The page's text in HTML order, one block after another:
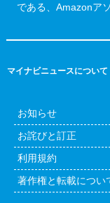
である、Amazonア
マイナビニュースについて
お知らせ
お詫びと訂正
利用規約
著作権と転載につい